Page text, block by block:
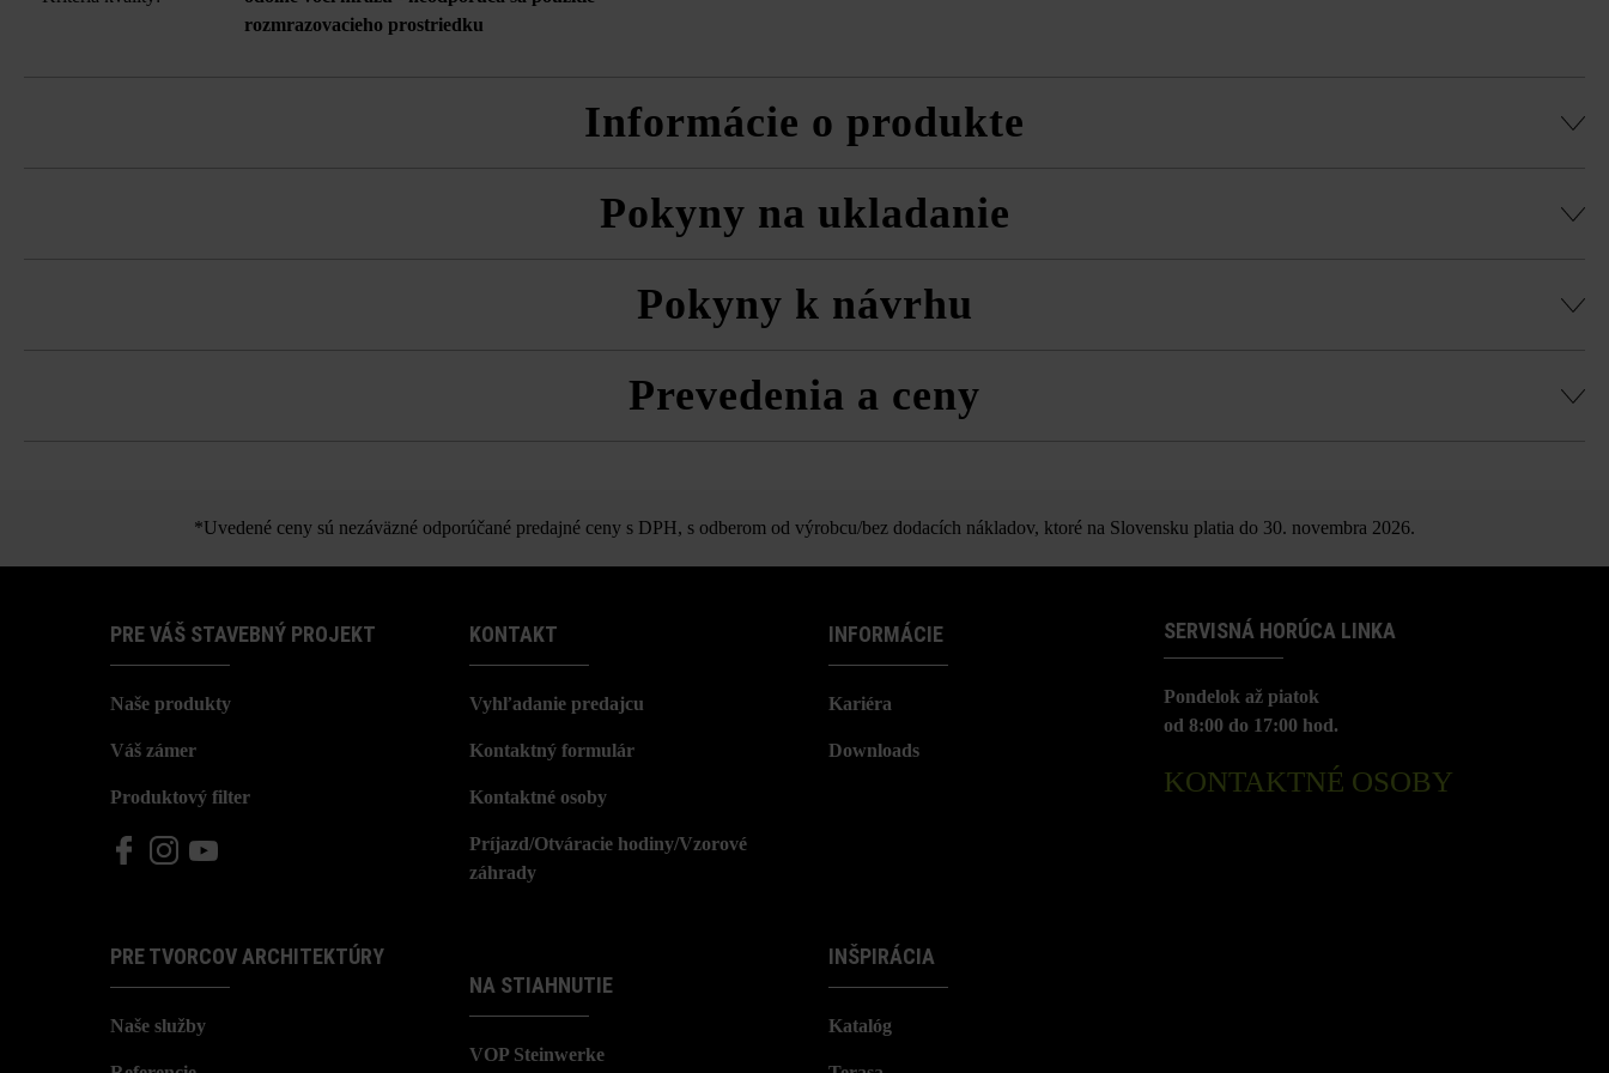
rozmrazovacieho prostriedku
Informácie o produkte
Spotreba plniaceho betónu na univerzálnu tvárnicu Standard cca 9,9 l.
Dodržujte prosím pokyny na inštaláciu a technické listy produktov v rámci sekcie Stavebné tipy/služby.
Pokyny na ukladanie
Na dosiahnutie čo najlepšej farebnej jednoty sa tvárnice režú na menšie veľkosti. Skrátia sa o šírku rezu. Tento rozdiel oproti univerzálnym tvárniciam by
Pokyny k návrhu
Prevedenia a ceny
*Uvedené ceny sú nezáväzné odporúčané predajné ceny s DPH, s odberom od výrobcu/bez dodacích nákladov, ktoré na Slovensku platia do 30. novembra 2026.
PRE VÁŠ STAVEBNÝ PROJEKT
Naše produkty
Váš zámer
Produktový filter
PRE TVORCOV ARCHITEKTÚRY
Naše služby
KONTAKT
Vyhľadanie predajcu
Kontaktný formulár
Kontaktné osoby
Príjazd/Otváracie hodiny/Vzorové
záhrady
NA STIAHNUTIE
VOP Steinwerke
INFORMÁCIE
Kariéra
Downloads
INŠPIRÁCIA
Katalóg
SERVISNÁ HORÚCA LINKA
Pondelok až piatok
od 8:00 do 17:00 hod.
KONTAKTNÉ OSOBY